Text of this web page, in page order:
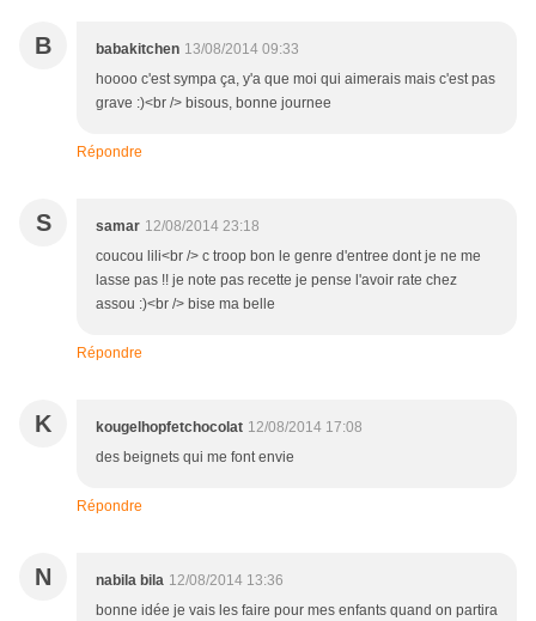
B babakitchen 13/08/2014 09:33
hoooo c'est sympa ça, y'a que moi qui aimerais mais c'est pas
grave :)<br /> bisous, bonne journee
Répondre
S samar 12/08/2014 23:18
coucou lili<br /> c troop bon le genre d'entree dont je ne me
lasse pas !! je note pas recette je pense l'avoir rate chez
assou :)<br /> bise ma belle
Répondre
K kougelhopfetchocolat 12/08/2014 17:08
des beignets qui me font envie
Répondre
N nabila bila 12/08/2014 13:36
bonne idée je vais les faire pour mes enfants quand on partira